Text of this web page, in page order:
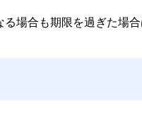
場合も期限を過ぎた場合